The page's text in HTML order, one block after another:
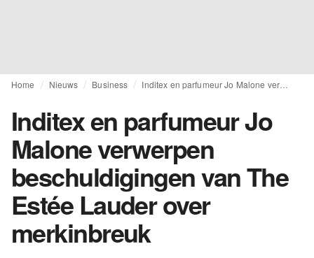
Home Nieuws Business Inditex en parfumeur Jo Malone verwerpen beschuldigingen van The Estée Lauder over merkinbreuk
Inditex en parfumeur Jo
Malone verwerpen
beschuldigingen van The
Estée Lauder over
merkinbreuk